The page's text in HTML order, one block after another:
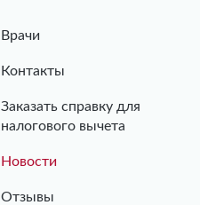
Врачи
Контакты
Заказать справку для
налогового вычета
Новости
Отзывы